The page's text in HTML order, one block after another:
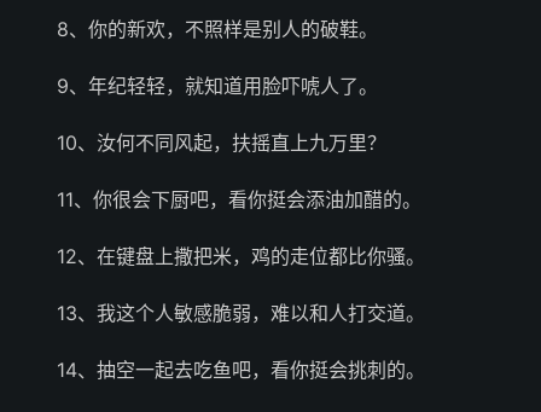
8、你的新欢，不照样是别人的破鞋。
9、年纪轻轻，就知道用脸吓唬人了。
10、汝何不同风起，扶摇直上九万里？
11、你很会下厨吧，看你挺会添油加醋的。
12、在键盘上撒把米，鸡的走位都比你骚。
13、我这个人敏感脆弱，难以和人打交道。
14、抽空一起去吃鱼吧，看你挺会挑刺的。